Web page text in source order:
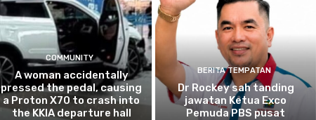
COMMUNITY
A woman accidentally
pressed the pedal, causing
a Proton X70 to crash into
the KKIA departure hall
BERITA TEMPATAN
Dr Rockey sah tanding
jawatan Ketua Exco
Pemuda PBS pusat